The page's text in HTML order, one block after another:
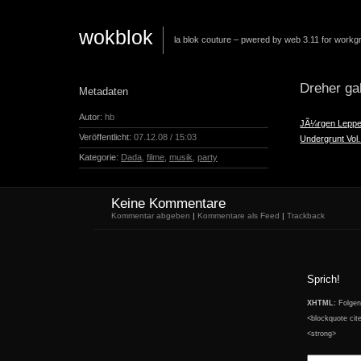
wokblok la blok couture – pwered by web 3.11 for
Dreher
JÃ¼rgen
Undergrunt
Metadaten
Autor: hb
Veröffentlicht: 07.12.08 / 15:03
Kategorie: Dada,filme,musik,party
Keine Kommentare
Kommentar abgeben | Kommentare als Feed | Trackback
Sprich!
XHTML:
<blockquote
<strong>